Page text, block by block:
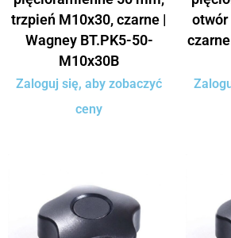
trzpień M10x30, czarne |
Wagney BT.PK5-50-
M10x30B
Zaloguj się, aby zobaczyć
ceny
otwór